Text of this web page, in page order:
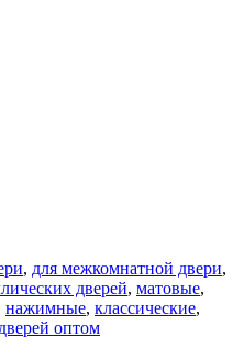
, для межкомнатной двери,
дверей, матовые,
нажимные, классические,
оптом